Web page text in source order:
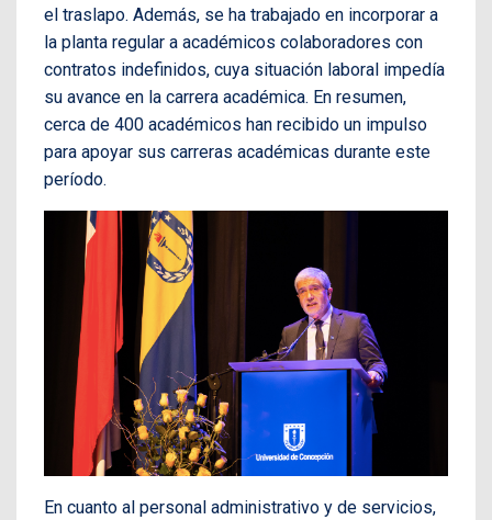
el traslapo. Además, se ha trabajado en incorporar a
la planta regular a académicos colaboradores con
contratos indefinidos, cuya situación laboral impedía
su avance en la carrera académica. En resumen,
cerca de 400 académicos han recibido un impulso
para apoyar sus carreras académicas durante este
período.
En cuanto al personal administrativo y de servicios,